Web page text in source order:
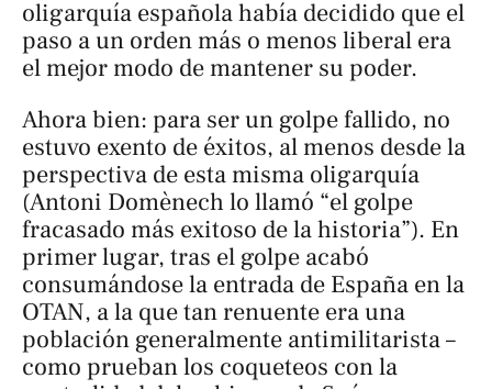
oligarquía española había decidido que el
paso a un orden más o menos liberal era
el mejor modo de mantener su poder.
Ahora bien: para ser un golpe fallido, no
estuvo exento de éxitos, al menos desde la
perspectiva de esta misma oligarquía
(Antoni Domènech lo llamó “el golpe
fracasado más exitoso de la historia”). En
primer lugar, tras el golpe acabó
consumándose la entrada de España en la
OTAN, a la que tan renuente era una
población generalmente antimilitarista –
como prueban los coqueteos con la